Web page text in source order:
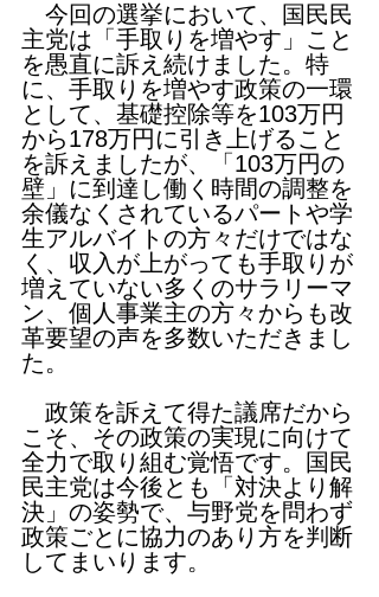
今回の選挙において、国民民
主党は「手取りを増やす」こと
を愚直に訴え続けました。特
に、手取りを増やす政策の一環
として、基礎控除等を103万円
から178万円に引き上げること
を訴えましたが、「103万円の
壁」に到達し働く時間の調整を
余儀なくされているパートや学
生アルバイトの方々だけではな
く、収入が上がっても手取りが
増えていない多くのサラリーマ
ン、個人事業主の方々からも改
革要望の声を多数いただきまし
た。
政策を訴えて得た議席だから
こそ、その政策の実現に向けて
全力で取り組む覚悟です。国民
民主党は今後とも「対決より解
決」の姿勢で、与野党を問わず
政策ごとに協力のあり方を判断
してまいります。